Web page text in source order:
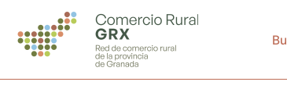
contenido